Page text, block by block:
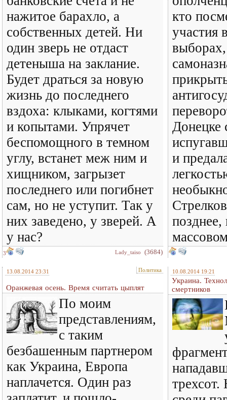
нажитое барахло, а
собственных детей. Ни
один зверь не отдаст
детеныша на заклание.
Будет драться за новую
жизнь до последнего
вздоха: клыками, когтями
и копытами. Упрячет
беспомощного в темном
углу, встанет меж ним и
хищником, загрызет
последнего или погибнет
сам, но не уступит. Так у
них заведено, у зверей. А
у нас?
3 Lady_taiso (3684)
кто
участия
Донецке
и
13.08.2014 23:31 Политика
Оранжевая осень. Время считать цыплят
По моим
представлениям,
с таким
безбашенным партнером
как Украина, Европа
наплачется. Один раз
10.08.2014 19:21
Украина.
смертников